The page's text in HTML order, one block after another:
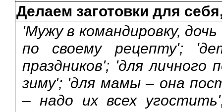
Делаем заготовки для
'Мужу в командировку,
по своему рецепту';
праздников'; 'для личного
зиму'; 'для мамы – она
– надо их всех